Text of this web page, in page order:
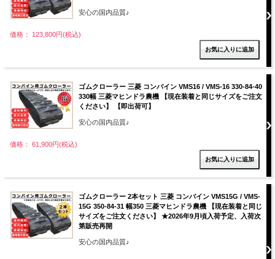
安心の国内品質♪
価格： 123,800円(税込)
ゴムクローラー 三菱 コンバイン VMS16 / VMS-16 330-84-40
330幅 三菱マヒンドラ農機 【現在装着と同じサイズをご注文
ください】 【即出荷可】
安心の国内品質♪
価格： 61,900円(税込)
ゴムクローラー 2本セット 三菱 コンバイン VMS15G / VMS-
15G 350-84-31 幅350 三菱マヒンドラ農機 【現在装着と同じ
サイズをご注文ください】 ★2026年9月頃入荷予定、入荷次
第販売再開
安心の国内品質♪